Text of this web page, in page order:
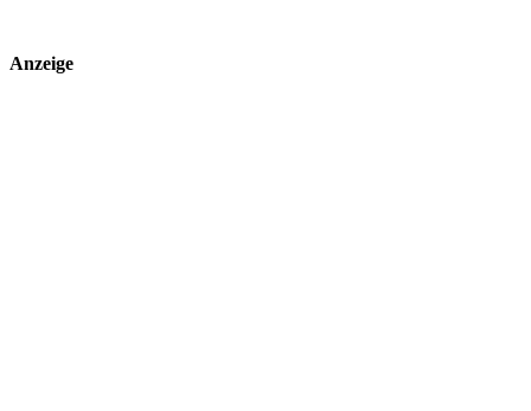
Anzeige